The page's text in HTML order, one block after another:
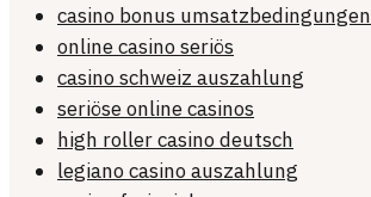
casino bonus umsatzbedingungen
online casino seriös
casino schweiz auszahlung
seriöse online casinos
high roller casino deutsch
legiano casino auszahlung